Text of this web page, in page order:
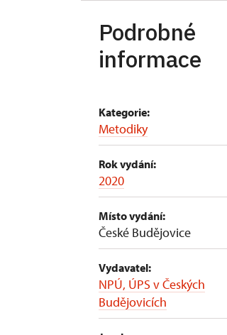
Podrobné
informace
Kategorie:
Metodiky
Rok vydání:
2020
Místo vydání:
České Budějovice
Vydavatel:
NPÚ, ÚPS v Českých
Budějovicích